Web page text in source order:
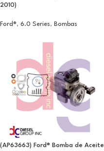
2010)
Ford®, 6.0 Series, Bombas
(AP63663) Ford® Bomba de Aceite